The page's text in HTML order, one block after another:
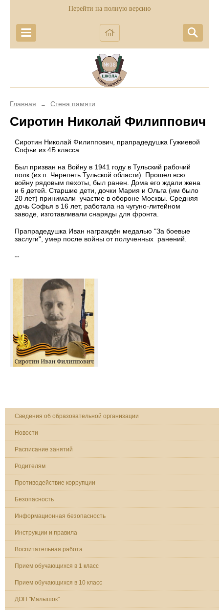
Перейти на полную версию
Главная → Стена памяти
Сиротин Николай Филиппович
Сиротин Николай Филиппович, прапрадедушка Гужиевой
Софьи из 4Б класса.
Был призван на Войну в 1941 году в Тульский рабочий
полк (из п. Черепеть Тульской области). Прошел всю
войну рядовым пехоты, был ранен. Дома его ждали жена
и 6 детей. Старшие дети, дочки Мария и Ольга (им было
20 лет) принимали участие в обороне Москвы. Средняя
дочь Софья в 16 лет, работала на чугуно-литейном
заводе, изготавливали снаряды для фронта.
Прапрадедушка Иван награждён медалью "За боевые
заслуги", умер после войны от полученных ранений.
--
Сведения об образовательной организации
Новости
Расписание занятий
Родителям
Противодействие коррупции
Безопасность
Информационная безопасность
Инструкции и правила
Воспитательная работа
Прием обучающихся в 1 класс
Прием обучающихся в 10 класс
ДОП "Малышок"